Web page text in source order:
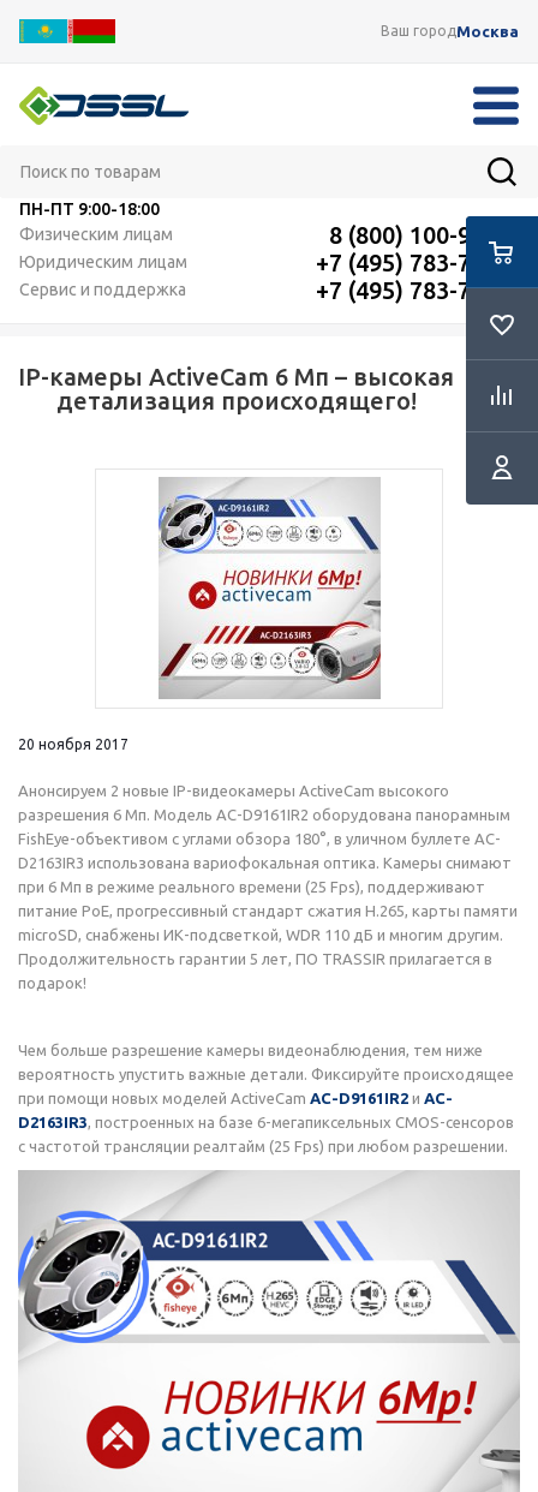
Ваш городМосква
ПН-ПТ 9:00-18:00
Физическим лицам
8 (800) 100-91-12
Юридическим лицам +7 (495) 783-72-87
Сервис и поддержка +7 (495) 783-72-87
IP-камеры ActiveCam 6 Мп – высокая
детализация происходящего!
RSS
20 ноября 2017
Анонсируем 2 новые IP-видеокамеры ActiveCam высокого
разрешения 6 Мп. Модель AC-D9161IR2 оборудована панорамным
FishEye-объективом с углами обзора 180°, в уличном буллете AC-
D2163IR3 использована вариофокальная оптика. Камеры снимают
при 6 Мп в режиме реального времени (25 Fps), поддерживают
питание PoE, прогрессивный стандарт сжатия H.265, карты памяти
microSD, снабжены ИК-подсветкой, WDR 110 дБ и многим другим.
Продолжительность гарантии 5 лет, ПО TRASSIR прилагается в
подарок!
Чем больше разрешение камеры видеонаблюдения, тем ниже
вероятность упустить важные детали. Фиксируйте происходящее
при помощи новых моделей ActiveCam AC-D9161IR2 и AC-
D2163IR3, построенных на базе 6-мегапиксельных CMOS-сенсоров
с частотой трансляции реалтайм (25 Fps) при любом разрешении.